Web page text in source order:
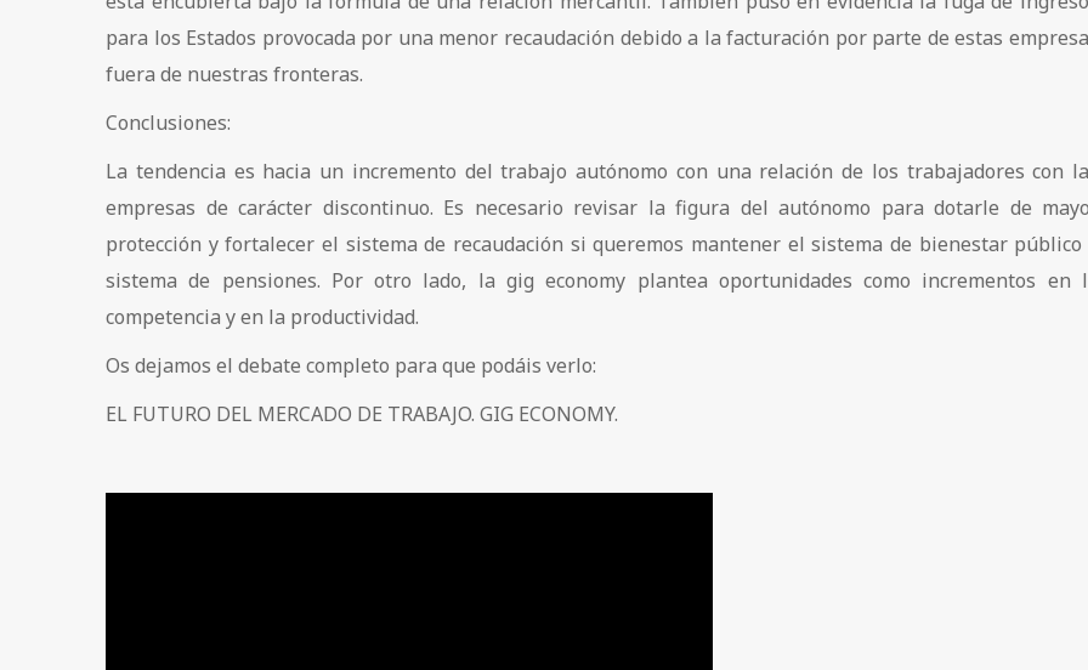
para los Estados provocada por una menor recaudación debido a la facturación por parte de estas
fuera de nuestras fronteras.
Conclusiones:
La tendencia es hacia un incremento del trabajo autónomo con una relación de los trabajadores con
empresas de carácter discontinuo. Es necesario revisar la figura del autónomo para dotarle de
protección y fortalecer el sistema de recaudación si queremos mantener el sistema de bienestar público
sistema de pensiones. Por otro lado, la gig economy plantea oportunidades como incrementos en
competencia y en la productividad.
Os dejamos el debate completo para que podáis verlo:
EL FUTURO DEL MERCADO DE TRABAJO. GIG ECONOMY.